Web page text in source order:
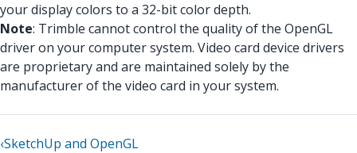
your display colors to a 32-bit color depth.
Note: Trimble cannot control the quality of the OpenGL
driver on your computer system. Video card device drivers
are proprietary and are maintained solely by the
manufacturer of the video card in your system.
‹SketchUp and OpenGL